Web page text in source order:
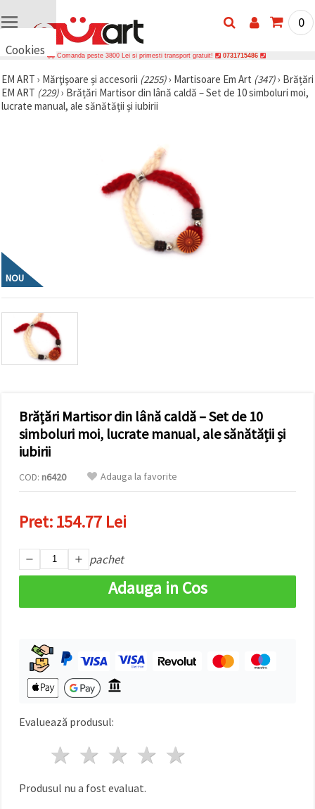
Cookies
vrem să vă
oferim
câteva
aici,
amintindu-
vă de
vizitele.
Puteți fi de
acord să
utilizați
toate
site!" Sau să
vă indicați
preferințele
în setări
selectând
cookie -uri
dat și
pe butonul
"Salvați"
Аcceptati
toate!
0
Comanda peste 3800 Lei si primesti transport gratuit! 0731715486
EM ART › Mărţişoare și accesorii (2255)› Martisoare Em Art (347)› Brățări
EM ART (229)› Brățări Martisor din lână caldă – Set de 10 simboluri moi,
lucrate manual, ale sănătății și iubirii
NOU
Brățări Martisor din lână caldă – Set de 10
simboluri moi, lucrate manual, ale sănătății și
iubirii
COD: n6420 Adauga la favorite
Pret:154.77 Lei
pachet
Adauga in Cos
Evaluează produsul:
4 stele
3 stele
2 stele
1 stea
Produsul nu a fost evaluat.